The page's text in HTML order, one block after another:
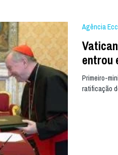
Agência
entrou
Primeiro-
ratificação